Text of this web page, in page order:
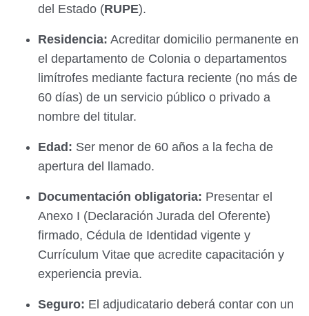
del Estado (RUPE).
Residencia: Acreditar domicilio permanente en
el departamento de Colonia o departamentos
limítrofes mediante factura reciente (no más de
60 días) de un servicio público o privado a
nombre del titular.
Edad: Ser menor de 60 años a la fecha de
apertura del llamado.
Documentación obligatoria: Presentar el
Anexo I (Declaración Jurada del Oferente)
firmado, Cédula de Identidad vigente y
Currículum Vitae que acredite capacitación y
experiencia previa.
Seguro: El adjudicatario deberá contar con un